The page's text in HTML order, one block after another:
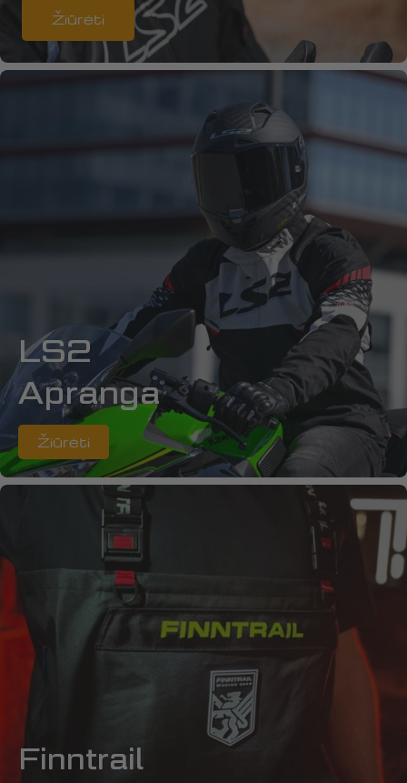
Žiūrėti
LS2
Apranga
Žiūrėti
Finntrail